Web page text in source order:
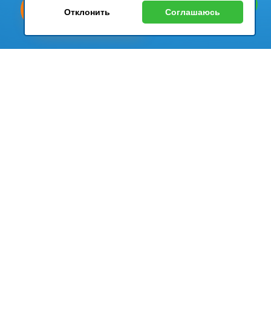
Отклонить Соглашаюсь
соответствии сПолитикой
Отправить запрос
Любое
оборудование
Оставь заявку